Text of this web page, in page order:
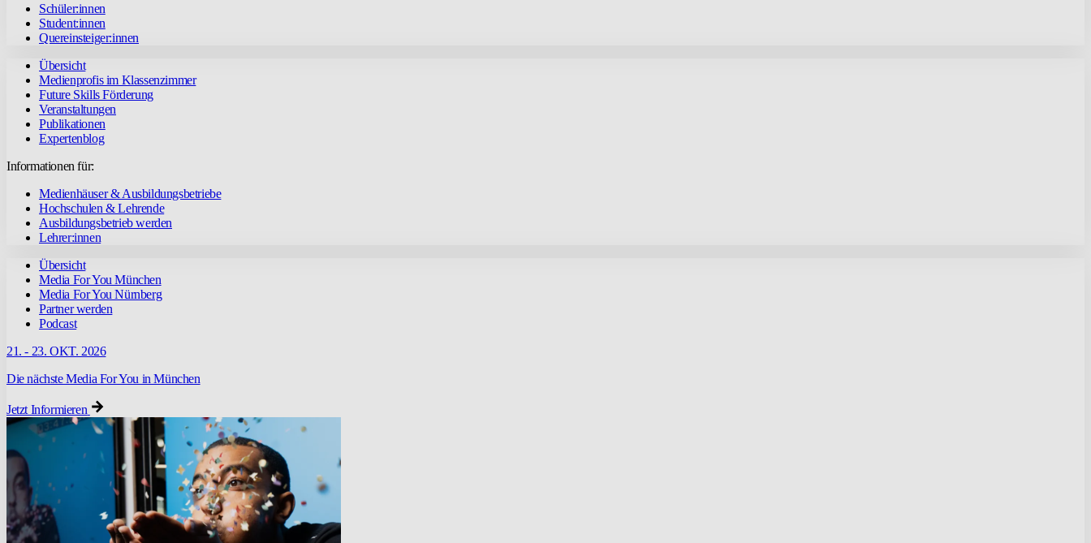
Schüler:innen
Student:innen
Quereinsteiger:innen
Übersicht
Medienprofis im Klassenzimmer
Future Skills Förderung
Veranstaltungen
Publikationen
Expertenblog
Informationen für:
Medienhäuser & Ausbildungsbetriebe
Hochschulen & Lehrende
Ausbildungsbetrieb werden
Lehrer:innen
Übersicht
Media For You München
Media For You Nürnberg
Partner werden
Podcast
21. - 23. OKT. 2026
Die nächste Media For You in München
Jetzt Informieren